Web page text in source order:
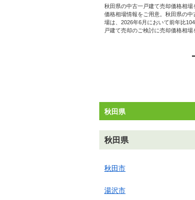
秋田県の中古一戸建て売却価格相
価格相場情報をご用意。秋田県の
場は、2026年6月において前年比
戸建て売却のご検討に売却価格相場
秋田県
秋田県
秋田市
湯沢市